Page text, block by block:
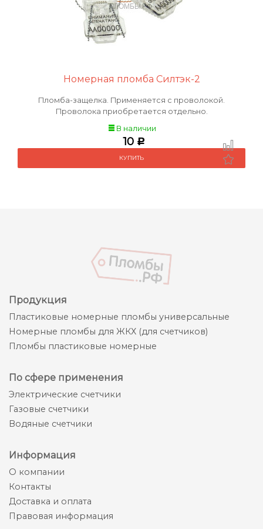
Номерная пломба Силтэк-2
Пломба-защелка. Применяется с проволокой.
Проволока приобретается отдельно.
В наличии
10 Р
Продукция
Пластиковые номерные пломбы универсальные
Номерные пломбы для ЖКХ (для счетчиков)
Пломбы пластиковые номерные
По сфере применения
Электрические счетчики
Газовые счетчики
Водяные счетчики
Информация
О компании
Контакты
Доставка и оплата
Правовая информация